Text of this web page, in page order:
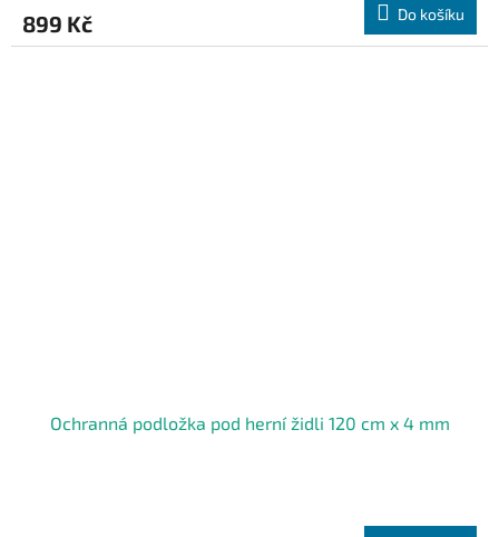
899 Kč Do košíku
Ochranná podložka pod herní židli 120 cm x 4 mm